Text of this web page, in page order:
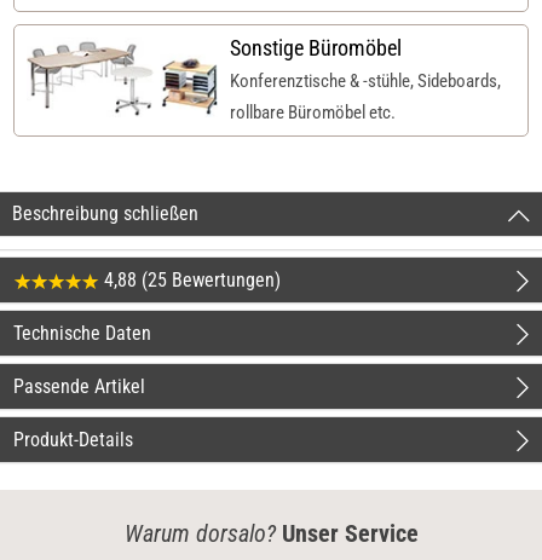
Sonstige Büromöbel
Konferenztische & -stühle, Sideboards,
rollbare Büromöbel etc.
Beschreibung schließen
4,88 (25 Bewertungen)
Technische Daten
Passende Artikel
Produkt-Details
Warum dorsalo? Unser Service